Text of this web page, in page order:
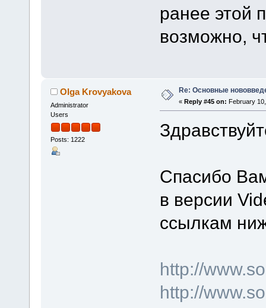
ранее этой
возможно,
Olga Krovyakova
Administrator
Users
Posts: 1222
Re: Основные
« Reply #45 on: February
Спасибо
в версии
ссылкам
http://
http://